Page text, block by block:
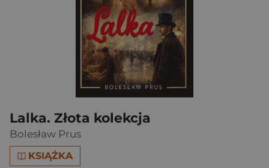
Lalka. Złota kolekcja
Bolesław Prus
KSIĄŻKA